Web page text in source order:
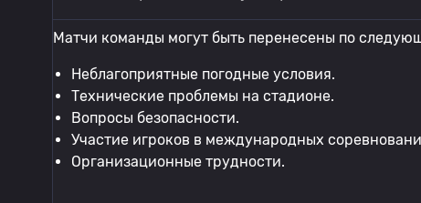
Матчи команды могут быть перенесены по
Неблагоприятные погодные условия.
Технические проблемы на стадионе.
Вопросы безопасности.
Участие игроков в международных
Организационные трудности.